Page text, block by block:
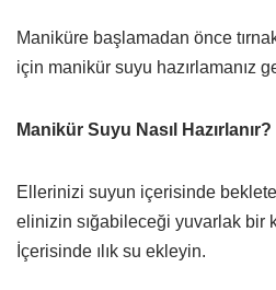
Maniküre başlamadan önce
için manikür suyu hazırlamanız
Manikür Suyu Nasıl Hazırlanır?
Ellerinizi suyun içerisinde
elinizin sığabileceği yuvarlak bir
İçerisinde ılık su ekleyin.